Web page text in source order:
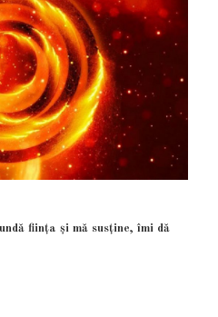
ființa și mă susține, îmi dă